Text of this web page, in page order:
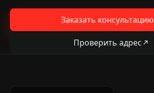
Заказать консультацию
Проверить адрес